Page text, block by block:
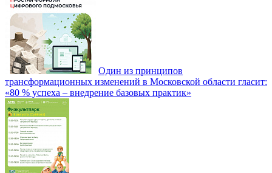
Один из принципов
трансформационных изменений в Московской области гласит:
«80 % успеха – внедрение базовых практик»